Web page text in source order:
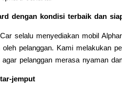
dengan kondisi terbaik dan
selalu menyediakan mobil
oleh pelanggan. Kami melakukan
pelanggan merasa nyaman
jemput